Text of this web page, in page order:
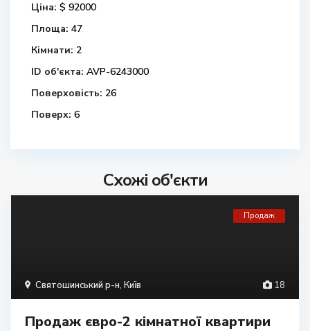
Ціна: $ 92000
Площа: 47
Кімнати: 2
ID об'єкта: AVP-6243000
Поверховість: 26
Поверх: 6
Схожі об'єкти
18
Святошинський р-н, Київ
Продаж
Продаж євро-2 кімнатної квартири